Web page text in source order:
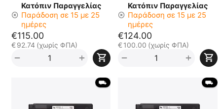
Κατόπιν Παραγγελίας
Παράδοση σε 15 με 25
ημέρες
€115.00
€ 92.74 (χωρίς ΦΠΑ)
+
−
Κατόπιν Παραγγελίας
Παράδοση σε 15 με 25
ημέρες
€124.00
€100.00 (χωρίς ΦΠΑ)
+
−
⛟ ⛟